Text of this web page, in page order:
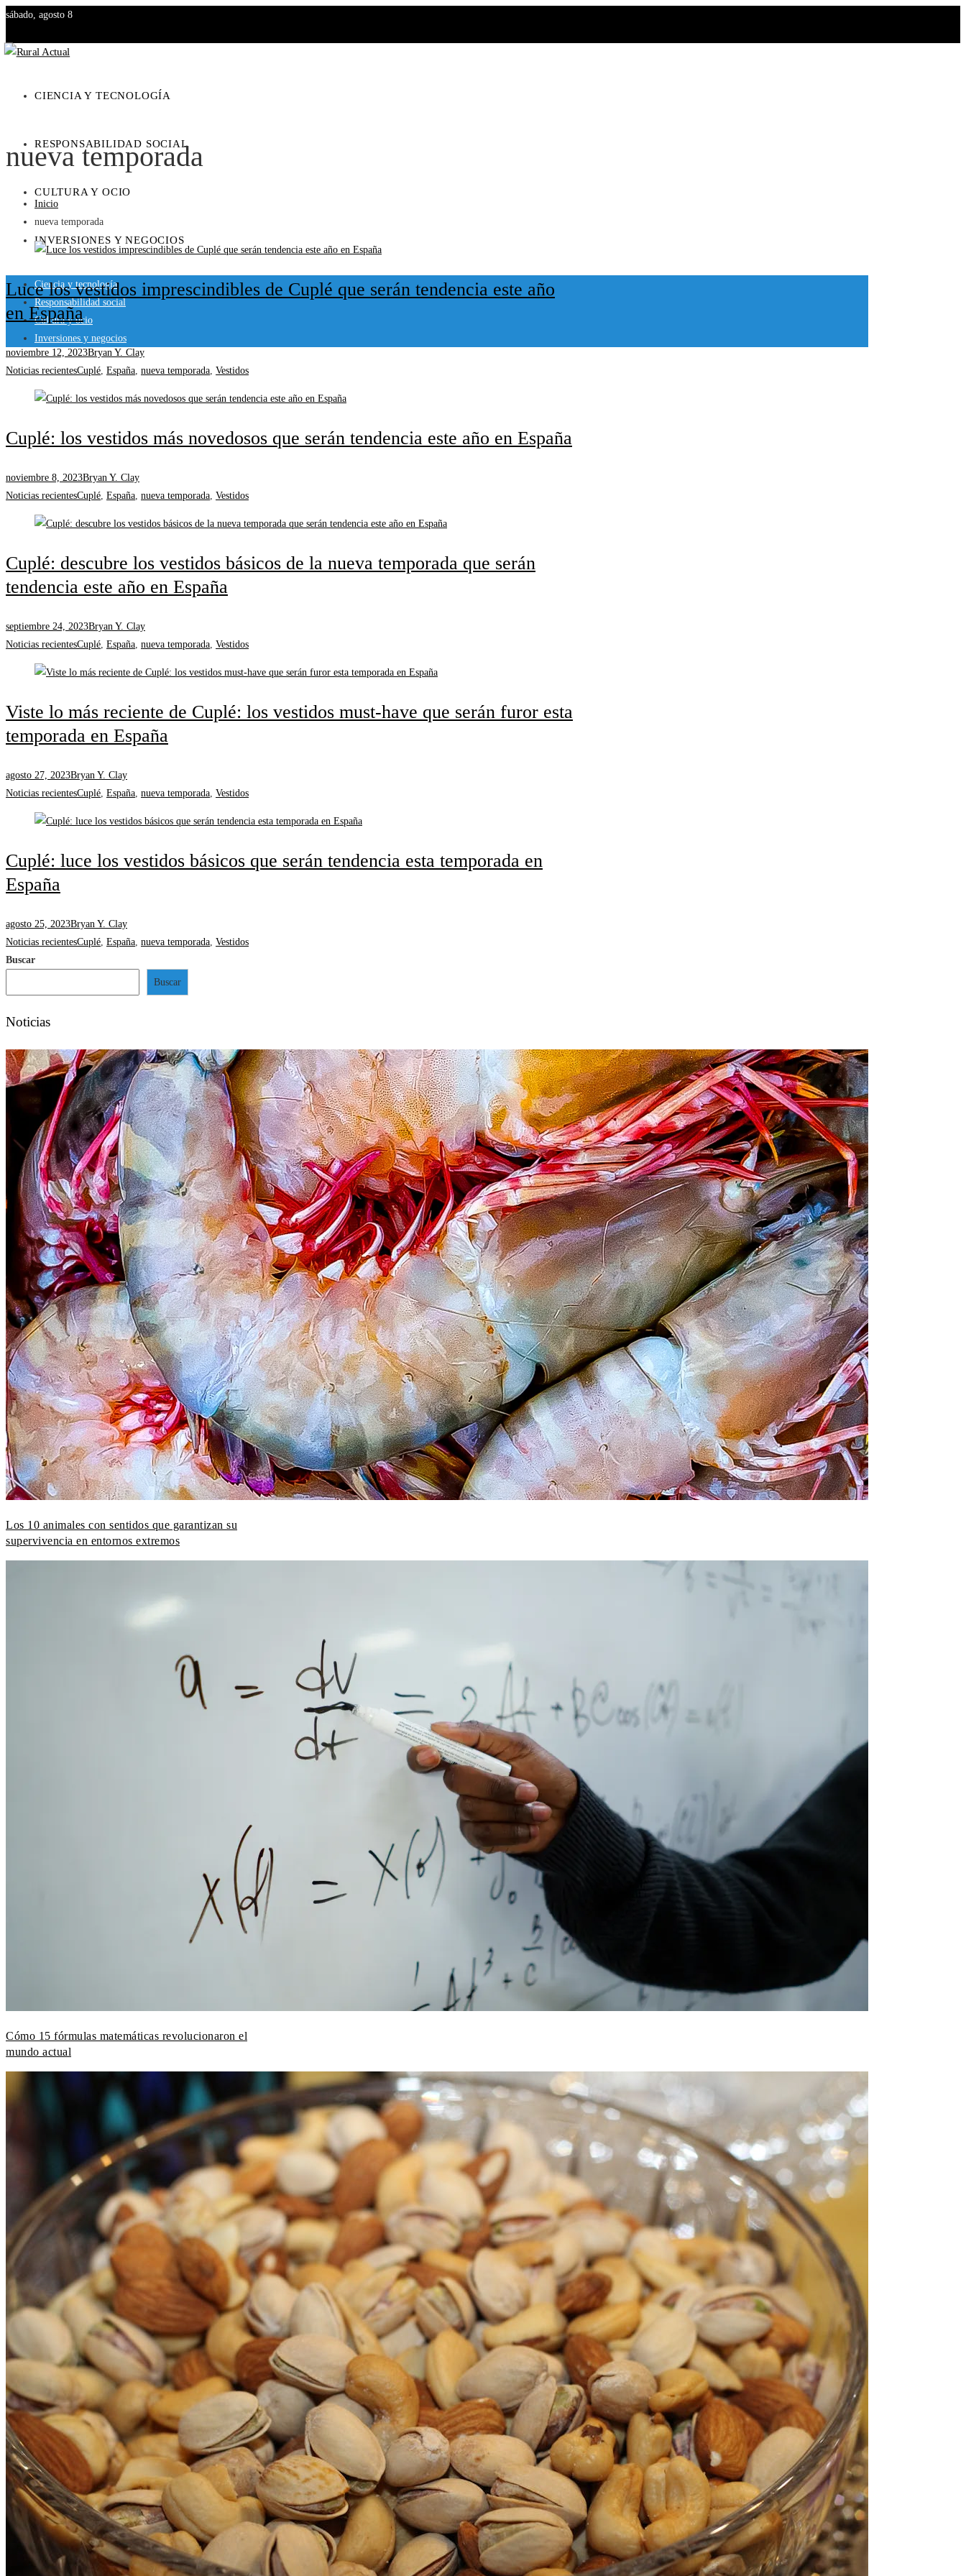
sábado, agosto 8
CIENCIA Y TECNOLOGÍA
RESPONSABILIDAD SOCIAL
CULTURA Y OCIO
INVERSIONES Y NEGOCIOS
Ciencia y tecnología
Responsabilidad social
Cultura y ocio
Inversiones y negocios
nueva temporada
Inicio
nueva temporada
Luce los vestidos imprescindibles de Cuplé que serán tendencia este año
en España
noviembre 12, 2023Bryan Y. Clay
Noticias recientesCuplé España nueva temporada Vestidos
Cuplé: los vestidos más novedosos que serán tendencia este año en España
noviembre 8, 2023Bryan Y. Clay
Noticias recientesCuplé España nueva temporada Vestidos
Cuplé: descubre los vestidos básicos de la nueva temporada que serán
tendencia este año en España
septiembre 24, 2023Bryan Y. Clay
Noticias recientesCuplé España nueva temporada Vestidos
Viste lo más reciente de Cuplé: los vestidos must-have que serán furor esta
temporada en España
agosto 27, 2023Bryan Y. Clay
Noticias recientesCuplé España nueva temporada Vestidos
Cuplé: luce los vestidos básicos que serán tendencia esta temporada en
España
agosto 25, 2023Bryan Y. Clay
Noticias recientesCuplé España nueva temporada Vestidos
Buscar
Buscar
Noticias
Los 10 animales con sentidos que garantizan su
supervivencia en entornos extremos
Cómo 15 fórmulas matemáticas revolucionaron el
mundo actual